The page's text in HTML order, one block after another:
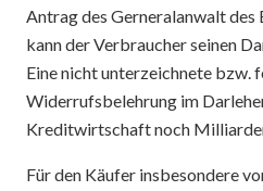
Antrag des Gerneralanwalt des
kann der Verbraucher seinen
Eine nicht unterzeichnete bzw.
Widerrufsbelehrung im
Kreditwirtschaft noch
Für den Käufer insbesondere